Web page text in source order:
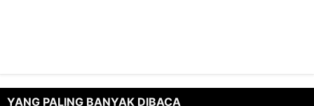
YANG PALING BANYAK DIBACA